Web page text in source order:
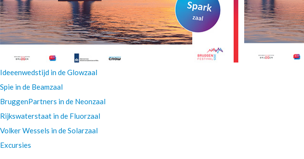
Ideeenwedstijd in de Glowzaal
Spie in de Beamzaal
BruggenPartners in de Neonzaal
Rijkswaterstaat in de Fluorzaal
Volker Wessels in de Solarzaal
Excursies